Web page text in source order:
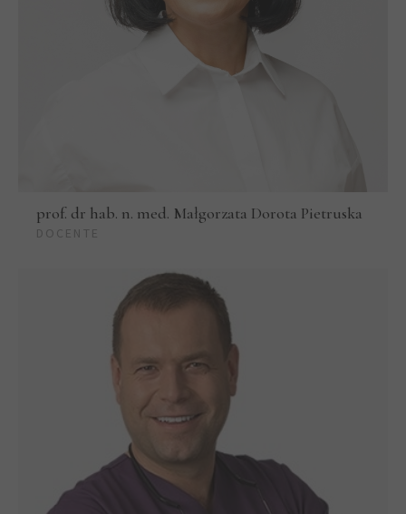
prof. dr hab. n. med. Małgorzata Dorota Pietruska
DOCENTE